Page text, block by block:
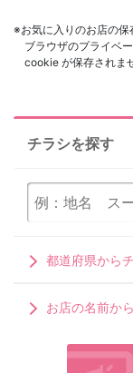
※お気に入りのお店の保
ブラウザのプライベ
cookie が保存されま
チラシを探す
都道府県から
お店の名前か